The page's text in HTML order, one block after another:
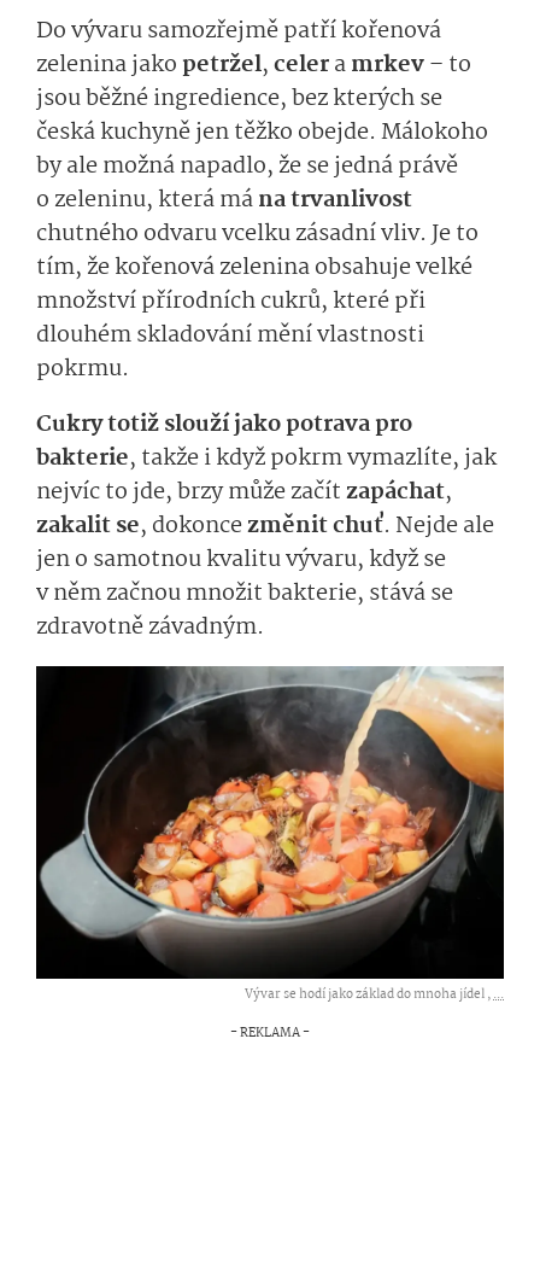
Do vývaru samozřejmě patří kořenová
zelenina jakopetržel,celeramrkev– to
jsou běžné ingredience, bez kterých se
česká kuchyně jen těžko obejde. Málokoho
by ale možná napadlo, že se jedná právě
o zeleninu, která mána trvanlivost
chutného odvaru vcelku zásadní vliv. Je to
tím, že kořenová zelenina obsahuje velké
množství přírodních cukrů, které při
dlouhém skladování mění vlastnosti
pokrmu.
Cukry totiž slouží jako potrava pro
bakterie, takže i když pokrm vymazlíte, jak
nejvíc to jde, brzy může začítzapáchat,
zakalit se, dokoncezměnit chuť. Nejde ale
jen o samotnou kvalitu vývaru, když se
v něm začnou množit bakterie, stává se
zdravotně závadným.
Vývar se hodí jako základ do mnoha jídel ,...